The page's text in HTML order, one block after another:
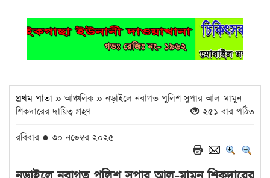
প্রথম পাতা » আঞ্চলিক » নড়াইলে নবাগত পুলিশ সুপার আল-মামুন
শিকদারের দায়িত্ব গ্রহণ
২৫১ বার পঠিত
রবিবার ● ৩০ নভেম্বর ২০২৫